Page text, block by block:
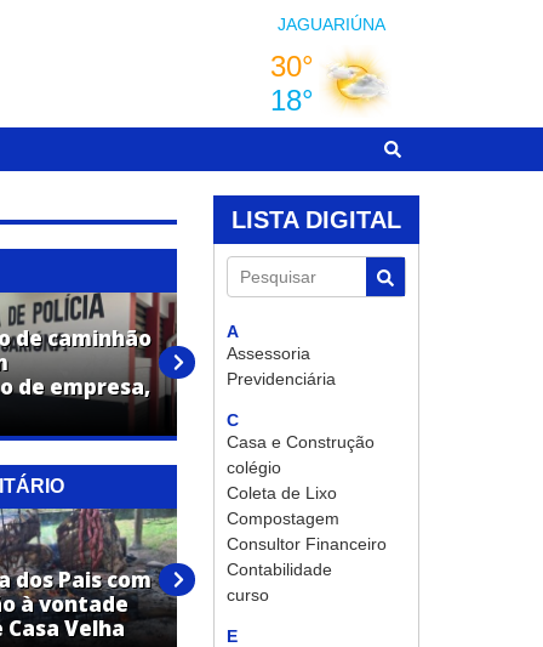
JAGUARIÚNA
LISTA DIGITAL
Pesquisar
A
Assessoria
Previdenciária
C
Casa e Construção
colégio
Coleta de Lixo
Compostagem
Consultor Financeiro
Contabilidade
curso
E
de caminhão
de empresa,
Adolescente é apreendido por
ato infracional análogo ao
tráfico de drogas em
Jaguariúna
dos Pais com
à vontade
Velha
Churrasco à vontade e música
boa: Casa Velha prepara
programação especial para
domingo